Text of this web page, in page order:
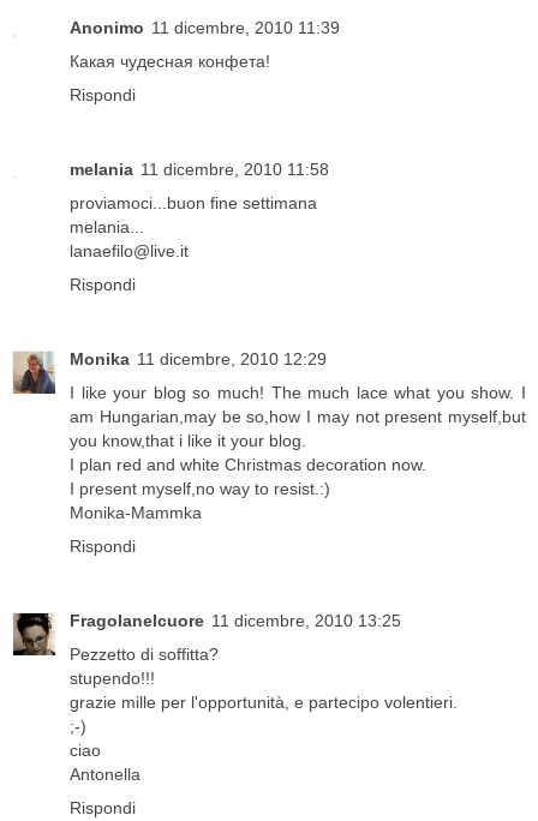
Anonimo 11 dicembre, 2010 11:39
Какая чудесная конфета!
Rispondi
melania 11 dicembre, 2010 11:58
proviamoci...buon fine settimana
melania...
lanaefilo@live.it
Rispondi
Monika 11 dicembre, 2010 12:29
I like your blog so much! The much lace what you show. I
am Hungarian,may be so,how I may not present myself,but
you know,that i like it your blog.
I plan red and white Christmas decoration now.
I present myself,no way to resist.:)
Monika-Mammka
Rispondi
Fragolanelcuore 11 dicembre, 2010 13:25
Pezzetto di soffitta?
stupendo!!!
grazie mille per l'opportunità, e partecipo volentieri.
;-)
ciao
Antonella
Rispondi